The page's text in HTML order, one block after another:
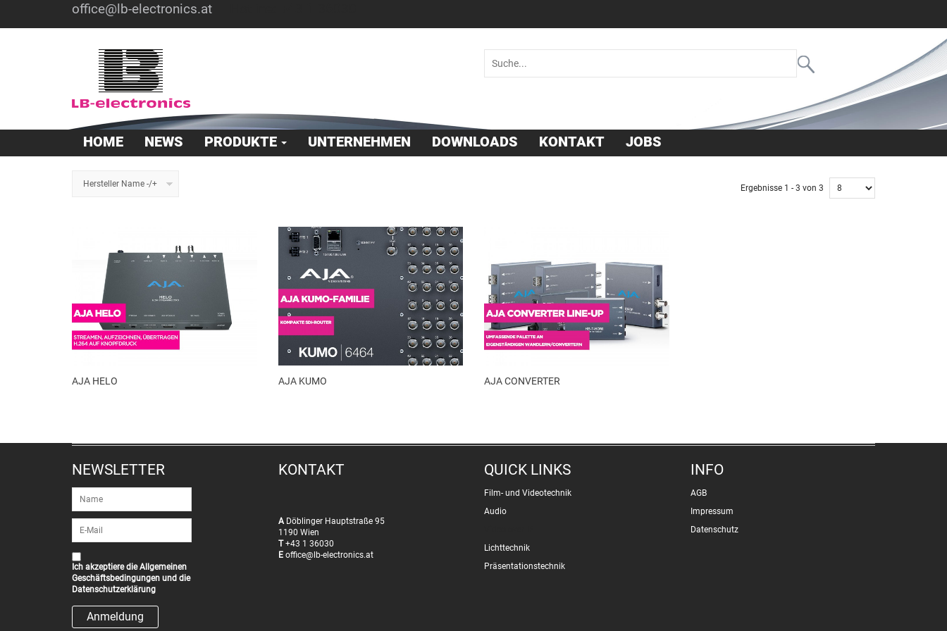
office@lb-electronics.at
HOME NEWS PRODUKTE UNTERNEHMEN DOWNLOADS KONTAKT JOBS
Hersteller Name -/+ Ergebnisse 1 - 3 von 3
AJA HELO AJA KUMO AJA CONVERTER
NEWSLETTER
Ich akzeptiere dieAllgemeinen
Geschäftsbedingungen und die
Datenschutzerklärung
KONTAKT
ADöblinger Hauptstraße 95
1190 Wien
T+43 1 36030
E office@lb-electronics.at
QUICK LINKS
Film- und Videotechnik
Audio
Lichttechnik
Präsentationstechnik
INFO
AGB
Impressum
Datenschutz